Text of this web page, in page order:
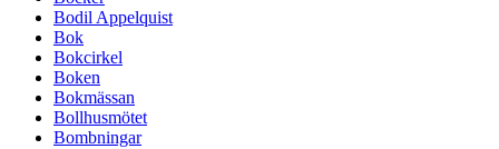
Bodil Appelquist
Bok
Bokcirkel
Boken
Bokmässan
Bollhusmötet
Bombningar